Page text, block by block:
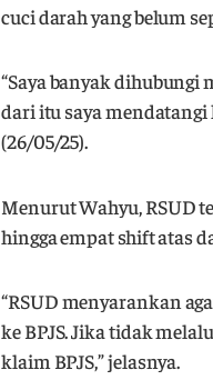
cuci darah yang belum
“Saya banyak
dari itu saya mendatangi
(26/05/25).
Menurut Wahyu, RSUD
hingga empat shift atas
“RSUD menyarankan
ke BPJS. Jika tidak
klaim BPJS,” jelasnya.